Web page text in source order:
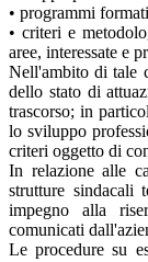
• programmi
• criteri e
aree, interessate e
Nell'ambito di tale
dello stato di
trascorso; in
lo sviluppo
criteri oggetto di
In relazione alle
strutture sindacali
impegno alla
comunicati
Le procedure su